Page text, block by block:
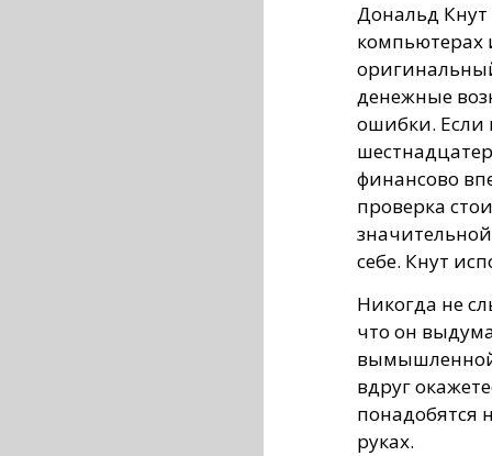
Дональд Кнут
компьютерах
денежные
ошибки.
финансово
проверка
себе. Кнут
Никогда не
что он
вымышленной
вдруг
понадобятся
руках.